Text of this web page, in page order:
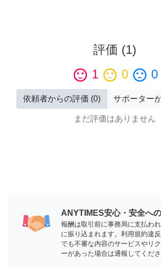
評価 (1)
sentiment_satisfied 1 sentiment_neutral 0 sentiment_dissatisfied 0
依頼者からの評価 (0) サポーター
まだ評価はありません
ANYTIMES安心・安全へ
報酬は取引前に事務局に支払わ
に振り込まれます。利用規約違
でも不審な内容のサービスやリ
ーがあった場合は通報してくださ